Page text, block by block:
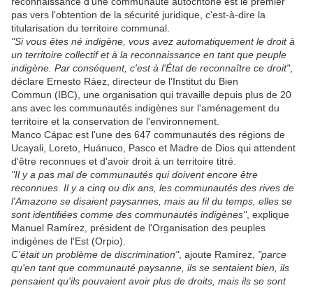
pas vers l'obtention de la sécurité juridique, c'est-à-dire la
titularisation du territoire communal.
"Si vous êtes né indigène, vous avez automatiquement le droit à
un territoire collectif et à la reconnaissance en tant que peuple
indigène. Par conséquent, c'est à l'État de reconnaître ce droit",
déclare Ernesto Ráez, directeur de l'Institut du Bien
Commun (IBC), une organisation qui travaille depuis plus de 20
ans avec les communautés indigènes sur l'aménagement du
territoire et la conservation de l'environnement.
Manco Cápac est l'une des 647 communautés des régions de
Ucayali, Loreto, Huánuco, Pasco et Madre de Dios qui attendent
d'être reconnues et d'avoir droit à un territoire titré.
"Il y a pas mal de communautés qui doivent encore être
reconnues. Il y a cinq ou dix ans, les communautés des rives de
l'Amazone se disaient paysannes, mais au fil du temps, elles se
sont identifiées comme des communautés indigènes", explique
Manuel Ramírez, président de l'Organisation des peuples
indigènes de l'Est (Orpio).
C'était un problème de discrimination", ajoute Ramírez, "parce
qu'en tant que communauté paysanne, ils se sentaient bien, ils
pensaient qu'ils pouvaient avoir plus de droits, mais ils se sont